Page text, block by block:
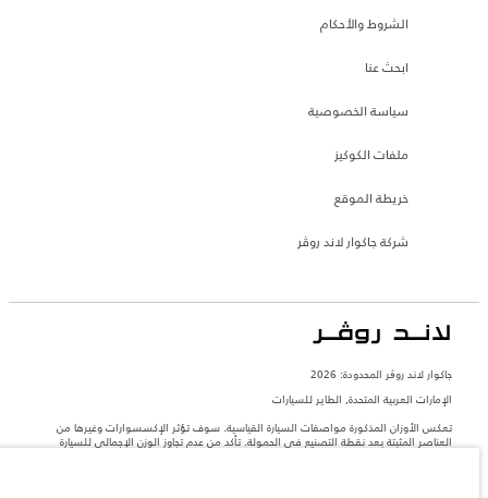
الشروط والأحكام
ابحث عنا
سياسة الخصوصية
ملفات الكوكيز
خريطة الموقع
شركة جاكوار لاند روڤر
جاكوار لاند روڨر المحدودة: 2026
الإمارات العربية المتحدة, الطاير للسيارات
تعكس الأوزان المذكورة مواصفات السيارة القياسية. سوف تؤثر الإكسسوارات وغيرها من
العناصر المثبتة بعد نقطة التصنيع في الحمولة. تأكد من عدم تجاوز الوزن الإجمالي للسيارة